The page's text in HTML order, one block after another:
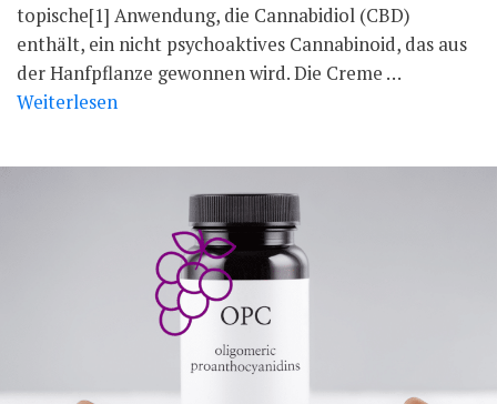
topische[1] Anwendung, die Cannabidiol (CBD)
enthält, ein nicht psychoaktives Cannabinoid, das aus
der Hanfpflanze gewonnen wird. Die Creme …
Weiterlesen